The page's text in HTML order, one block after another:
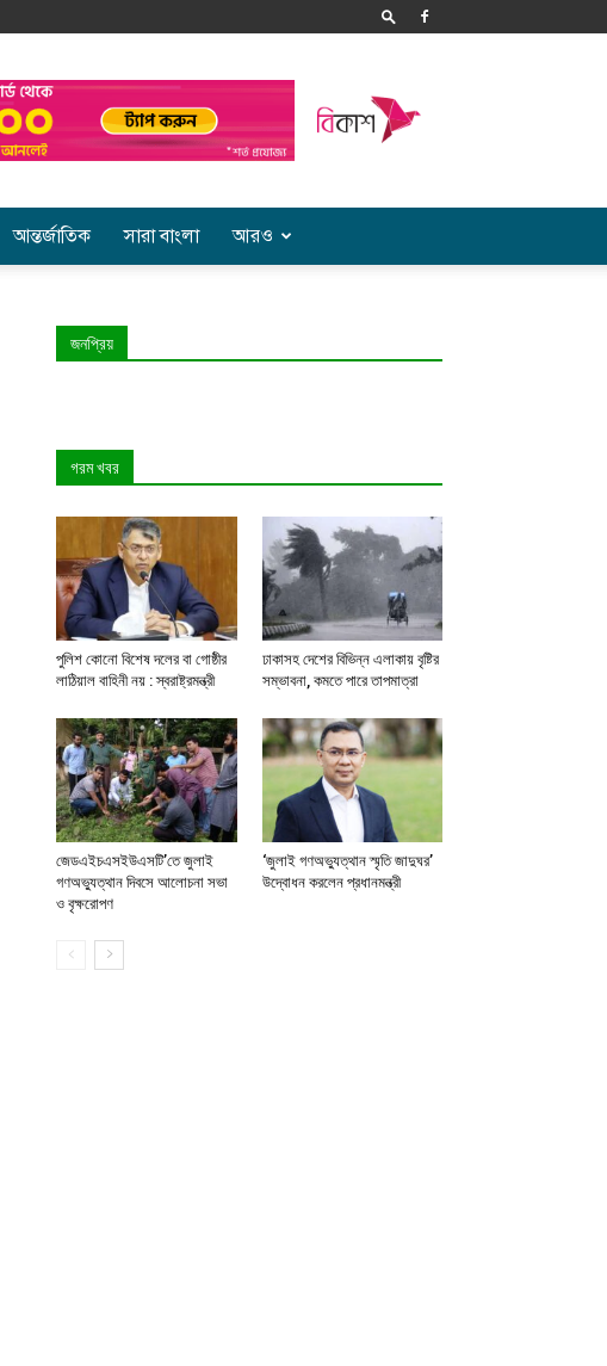
আন্তর্জাতিক সারা বাংলা আরও
জনপ্রিয়
গরম খবর
পুলিশ কোনো বিশেষ দলের বা গোষ্ঠীর
লাঠিয়াল বাহিনী নয় : স্বরাষ্ট্রমন্ত্রী
ঢাকাসহ দেশের বিভিন্ন এলাকায় বৃষ্টির
সম্ভাবনা, কমতে পারে তাপমাত্রা
জেডএইচএসইউএসটি’তে জুলাই
গণঅভ্যুত্থান দিবসে আলোচনা সভা
ও বৃক্ষরোপণ
‘জুলাই গণঅভ্যুত্থান স্মৃতি জাদুঘর’
উদ্বোধন করলেন প্রধানমন্ত্রী